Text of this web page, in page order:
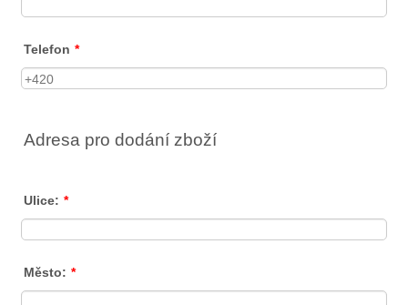
Telefon *
Adresa pro dodání zboží
Ulice: *
Město: *